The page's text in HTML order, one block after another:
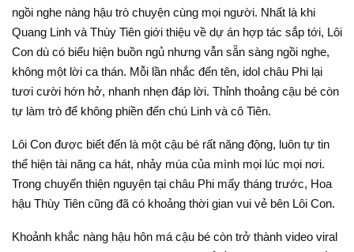
ngồi nghe nàng hậu trò chuyện cùng mọi người. Nhất là khi
Quang Linh và Thùy Tiên giới thiệu về dự án hợp tác sắp tới, Lôi
Con dù có biểu hiện buồn ngủ nhưng vẫn sẵn sàng ngồi nghe,
không một lời ca thán. Mỗi lần nhắc đến tên, idol châu Phi lại
tươi cười hớn hở, nhanh nhẹn đáp lời. Thỉnh thoảng cậu bé còn
tự làm trò để không phiền đến chú Linh và cô Tiên.
Lôi Con được biết đến là một cậu bé rất năng động, luôn tự tin
thể hiện tài năng ca hát, nhảy múa của mình mọi lúc mọi nơi.
Trong chuyến thiện nguyện tại châu Phi mấy tháng trước, Hoa
hậu Thùy Tiên cũng đã có khoảng thời gian vui vẻ bên Lôi Con.
Khoảnh khắc nàng hậu hôn má cậu bé còn trở thành video viral